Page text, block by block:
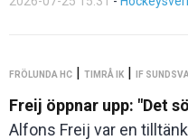
FRÖLUNDA HC | TIMRÅ IK | IF
Freij öppnar upp: "Det
Alfons Freij var en